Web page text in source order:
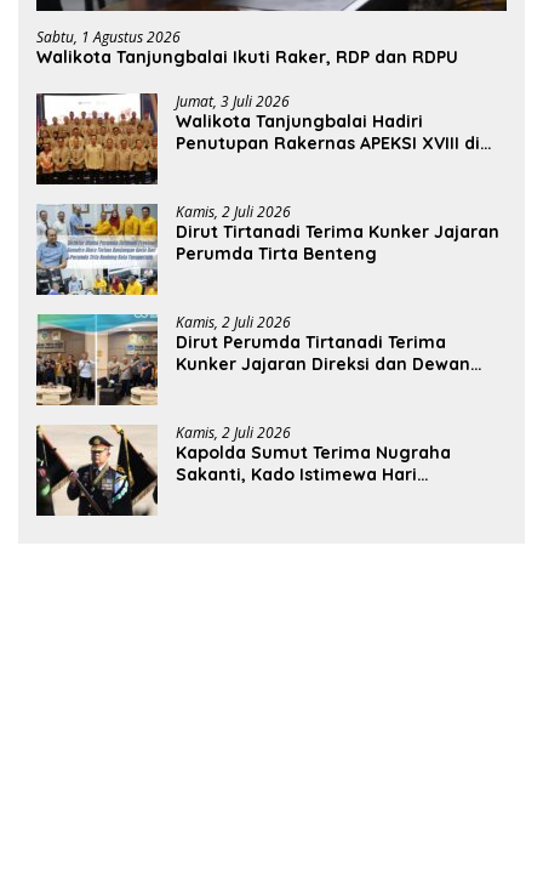
Sabtu, 1 Agustus 2026
Walikota Tanjungbalai Ikuti Raker, RDP dan RDPU
Jumat, 3 Juli 2026
Walikota Tanjungbalai Hadiri
Penutupan Rakernas APEKSI XVIII di
Kamis, 2 Juli 2026
Dirut Tirtanadi Terima Kunker Jajaran
Perumda Tirta Benteng
Kamis, 2 Juli 2026
Dirut Perumda Tirtanadi Terima
Kunker Jajaran Direksi dan Dewan
Kamis, 2 Juli 2026
Kapolda Sumut Terima Nugraha
Sakanti, Kado Istimewa Hari